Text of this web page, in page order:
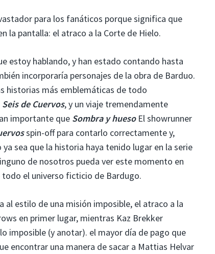
para los fanáticos porque significa que
la pantalla: el atraco a la Corte de Hielo.
estoy hablando, y han estado contando hasta
incorporaría personajes de la obra de Barduo.
historias más emblemáticas de todo
Seis de Cuervos, y un viaje tremendamente
importante que Sombra y hueso El showrunner
spin-off para contarlo correctamente y,
sea que la historia haya tenido lugar en la serie
de nosotros pueda ver este momento en
el universo ficticio de Bardugo.
estilo de una misión imposible, el atraco a la
en primer lugar, mientras Kaz Brekker
imposible (y anotar). el mayor día de pago que
encontrar una manera de sacar a Mattias Helvar